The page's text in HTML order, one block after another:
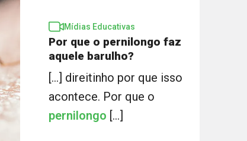
Mídias Educativas
Por que o pernilongo faz
aquele barulho?
[...] direitinho por que isso
acontece. Por que o
pernilongo [...]